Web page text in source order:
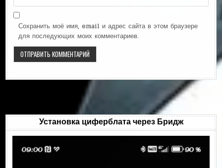
Сохранить моё имя, email и адрес сайта в этом браузере
для последующих моих комментариев.
Установка циферблата через Бридж